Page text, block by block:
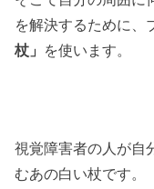
を解決するために、
杖」 を使います。
視覚障害者の人が自
むあの白い杖です。